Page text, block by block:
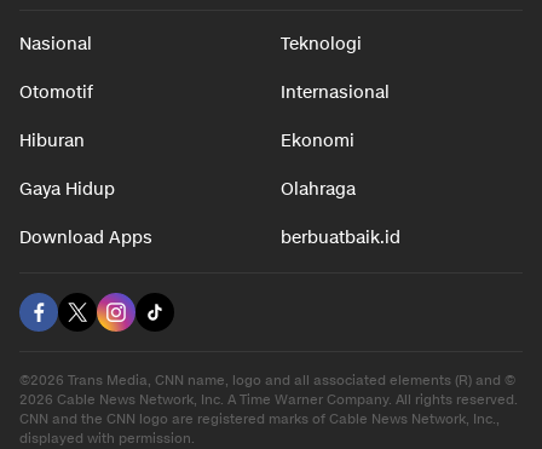
Nasional Teknologi
Otomotif Internasional
Hiburan Ekonomi
Gaya Hidup Olahraga
Download Apps berbuatbaik.id
©2026 Trans Media, CNN name, logo and all associated elements (R) and ©
2026 Cable News Network, Inc. A Time Warner Company. All rights reserved.
CNN and the CNN logo are registered marks of Cable News Network, Inc.,
displayed with permission.